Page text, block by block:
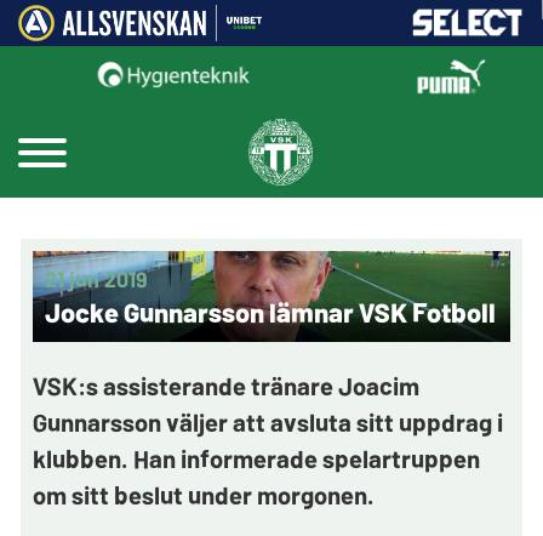
21 jun 2019
Jocke Gunnarsson lämnar VSK Fotboll
VSK:s assisterande tränare Joacim
Gunnarsson väljer att avsluta sitt uppdrag i
klubben. Han informerade spelartruppen
om sitt beslut under morgonen.